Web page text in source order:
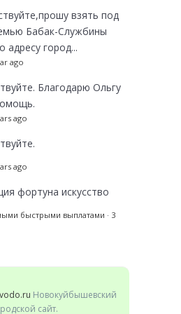
взять под
Бабак-Службины
город...
ago
Благодарю Ольгу
ago
ago
фортуна искусство
быстрыми выплатами · 3
Новокуйбышевский
сайт.